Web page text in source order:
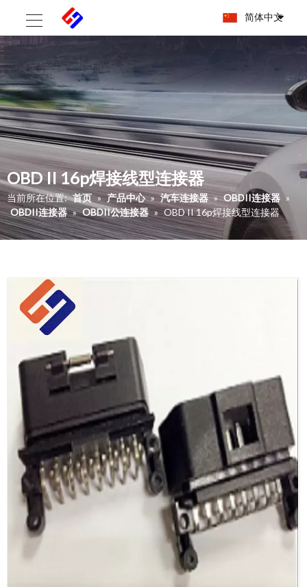
简体中文
OBD II 16p焊接线型连接器
当前所在位置: 首页 » 产品中心 » 汽车连接器 » OBDII连接器 »
OBDII连接器 » OBDII公连接器 » OBD II 16p焊接线型连接器